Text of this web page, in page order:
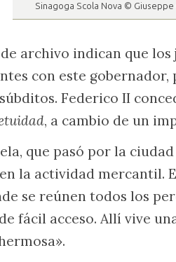
Sinagoga Scola Nova ©
archivo indican que
con este
Federico II
, a cambio de un
que pasó por la
la actividad mercantil.
se reúnen todos los
fácil acceso. Allí vive